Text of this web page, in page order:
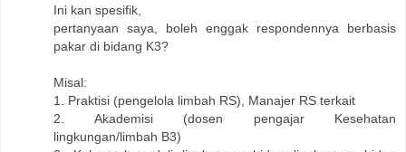
Ini kan spesifik,
pertanyaan saya, boleh enggak respondennya berbasis
pakar di bidang K3?
Misal:
1. Praktisi (pengelola limbah RS), Manajer RS terkait
2. Akademisi (dosen pengajar Kesehatan
lingkungan/limbah B3)